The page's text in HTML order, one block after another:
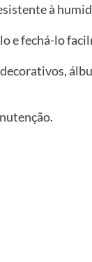
à
e fechá-lo